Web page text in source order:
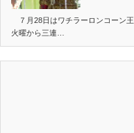
７月28日はワチラーロンコーン
火曜から三連…